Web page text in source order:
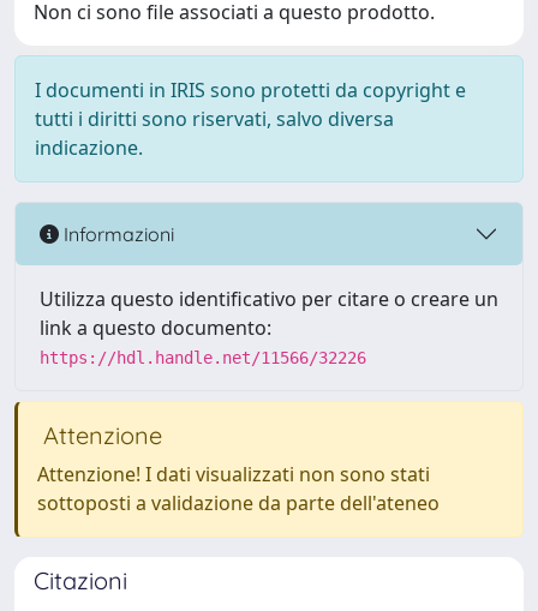
Non ci sono file associati a questo prodotto.
I documenti in IRIS sono protetti da copyright e
tutti i diritti sono riservati, salvo diversa
indicazione.
Informazioni
Utilizza questo identificativo per citare o creare un
link a questo documento:
https://hdl.handle.net/11566/32226
Attenzione
Attenzione! I dati visualizzati non sono stati
sottoposti a validazione da parte dell'ateneo
Citazioni